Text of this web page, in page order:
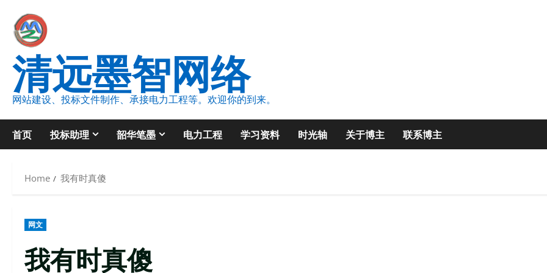
清远墨智网络
网站建设、投标文件制作、承接电力工程等。欢迎你的到来。
首页 投标助理 韶华笔墨 电力工程 学习资料 时光轴 关于博主 联系博主
Home 我有时真傻
网文
我有时真傻